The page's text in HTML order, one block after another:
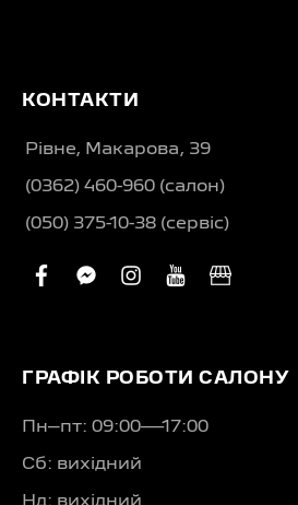
КОНТАКТИ
Рівне, Макарова, 39
(0362) 460-960 (салон)
(050) 375-10-38 (сервіс)
facebook
facebook-
instagram
youtube
ГРАФІК РОБОТИ САЛОНУ
Пн–пт: 09:00—17:00
Сб: вихідний
Нд: вихідний